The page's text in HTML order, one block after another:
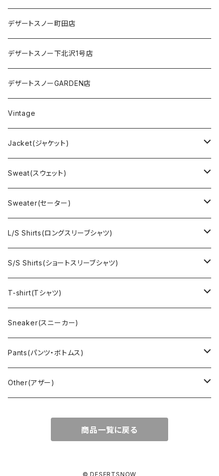
デザートスノー町田店
デザートスノー下北沢1号店
デザートスノーGARDEN店
Vintage
Jacket(ジャケット)
US Military(ユーエスミリタリー)
EURO Military(ユーロミリタリー）
Ralph Laurne(ラルフローレン)
Denim jacket(デニムジャケット)
Vest(ベスト)
Outdoor(アウトドア)
Cover all(カバーオール)
Nylon Jacket(ナイロンジャケット)
Long Coat(ロングコート)
Sweat(スウェット)
Champion(チャンピオン)
Reverse Weave(リバースウィーブ)
Sports sweat(スポーツ スウェット)
Character(キャラクター)
Lee （リー）
Russell（ラッセル）
Sweater(セーター)
Ralph Lauren(ラルフローレン)
Brand(ブランド)
LACOSTE(ラコステ)
Cardigan(カーディガン)
Vest(ベスト)
Military （ミリタリー）
L/S Shirts(ロングスリーブシャツ)
Ralph Lauren(ラルフローレン)
Brooks Brothers(ブルックスブラザーズ)
Military（ミリタリー）
Euro(ヨーロッパ)
Work（ワーク）
Outdoor(アウトドア)
Character（キャラクター）
S/S Shirts(ショートスリーブシャツ)
Ralph Lauren (ラルフローレン)
Hawaiian(ハワイアン)
Military (ミリタリー )
bowling（ボウリング）
T-shirt(Tシャツ)
Champion(チャンピオン)
Sport(スポーツ)
Harley Davidson(ハーレーダビッドソン)
SK-8(スケート)
Sneaker(スニーカー)
Pants(パンツ・ボトムス)
Carhartt,Dickies(カーハート、ディッキーズ)
US Military（ユーエスミリタリー）
EURO Military(ユーロミリタリー)
Other(アザー)
商品一覧に戻る
© DESERTSNOW